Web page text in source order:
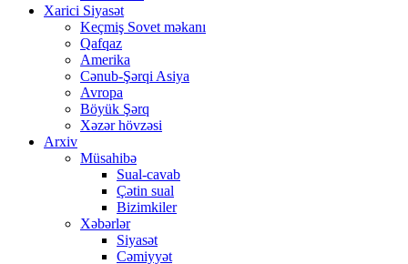
Xarici Siyasət
Keçmiş Sovet məkanı
Qafqaz
Amerika
Cənub-Şərqi Asiya
Avropa
Böyük Şərq
Xəzər hövzəsi
Arxiv
Müsahibə
Sual-cavab
Çətin sual
Bizimkiler
Xəbərlər
Siyasət
Cəmiyyət